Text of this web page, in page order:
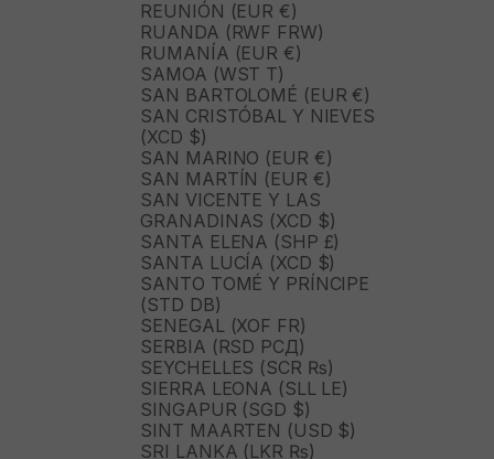
REUNIÓN (EUR €)
RUANDA (RWF FRW)
RUMANÍA (EUR €)
SAMOA (WST T)
SAN BARTOLOMÉ (EUR €)
SAN CRISTÓBAL Y NIEVES
(XCD $)
SAN MARINO (EUR €)
SAN MARTÍN (EUR €)
SAN VICENTE Y LAS
GRANADINAS (XCD $)
SANTA ELENA (SHP £)
SANTA LUCÍA (XCD $)
SANTO TOMÉ Y PRÍNCIPE
(STD DB)
SENEGAL (XOF FR)
SERBIA (RSD РСД)
SEYCHELLES (SCR ₨)
SIERRA LEONA (SLL LE)
SINGAPUR (SGD $)
SINT MAARTEN (USD $)
SRI LANKA (LKR ₨)